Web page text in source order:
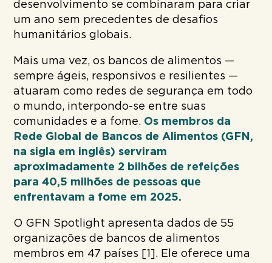
desenvolvimento se combinaram para criar
um ano sem precedentes de desafios
humanitários globais.
Mais uma vez, os bancos de alimentos —
sempre ágeis, responsivos e resilientes —
atuaram como redes de segurança em todo
o mundo, interpondo-se entre suas
comunidades e a fome. Os membros da
Rede Global de Bancos de Alimentos (GFN,
na sigla em inglês) serviram
aproximadamente 2 bilhões de refeições
para 40,5 milhões de pessoas que
enfrentavam a fome em 2025.
O GFN Spotlight apresenta dados de 55
organizações de bancos de alimentos
membros em 47 países [1]. Ele oferece uma